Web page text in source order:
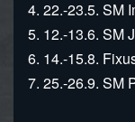
4. 22.-23.5. SM
5. 12.-13.6. SM
6. 14.-15.8.
7. 25.-26.9. SM